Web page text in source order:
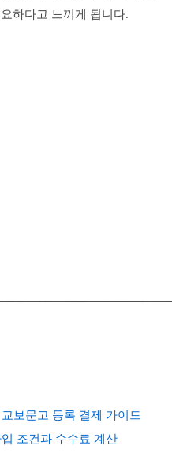
하다고 느끼게 됩니다.
보문고 등록 결제 가이드
조건과 수수료 계산